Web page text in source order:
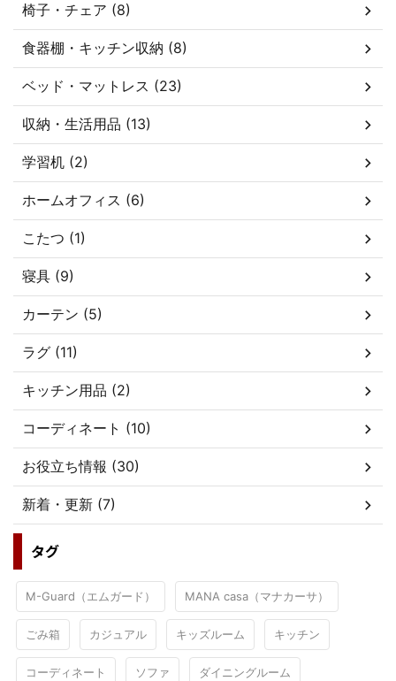
椅子・チェア (8)
食器棚・キッチン収納 (8)
ベッド・マットレス (23)
収納・生活用品 (13)
学習机 (2)
ホームオフィス (6)
こたつ (1)
寝具 (9)
カーテン (5)
ラグ (11)
キッチン用品 (2)
コーディネート (10)
お役立ち情報 (30)
新着・更新 (7)
タグ
M-Guard（エムガード） MANA casa（マナカーサ）
ごみ箱 カジュアル キッズルーム キッチン
コーディネート ソファ ダイニングルーム